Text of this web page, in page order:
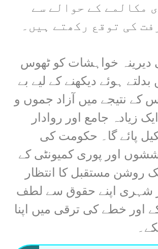
مکالمے کے حوالے سے
کی توقع رکھتے ہیں۔
دیرینہ خواہشات کو ٹھوس
بدلتے ہوئے دیکھنے کے لیے بے
کے نتیجے میں آزاد جموں و
زیادہ جامع اور روادار
پائے گا۔ حکومت کی
اور پوری کمیونٹی کے
روشن مستقبل کا انتظار
شہری اپنے حقوق سے لطف
اور خطے کی ترقی میں اپنا